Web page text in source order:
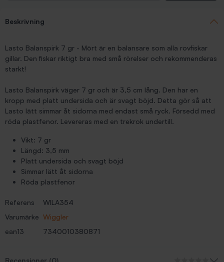
Beskrivning
Lasto Balanspirk 7 gr - Mört är en balansare som alla rovfiskar
gillar. Den fiskar riktigt bra med små rörelser och rekommenderas
starkt!
Lasto Balanspirk väger 7 gr och är 3,5 cm lång. Den har en
kropp med platt undersida och är svagt böjd. Detta gör så att
Lasto lätt simmar åt sidorna med endast små ryck. Försedd med
röda plastfenor. Levereras med en trekrok undertill.
Vikt: 7 gr
Längd: 3,5 mm
Platt undersida och svagt böjd
Simmar lätt åt sidorna
Röda plastfenor
Referens
WILA354
Varumärke Wiggler
ean13
7340010380871
Recensioner (0)